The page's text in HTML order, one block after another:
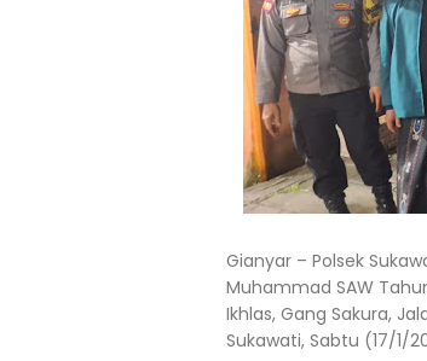
Gianyar – Polsek
Muhammad SAW
Ikhlas, Gang Sakura,
Sukawati, Sabtu (17/1/